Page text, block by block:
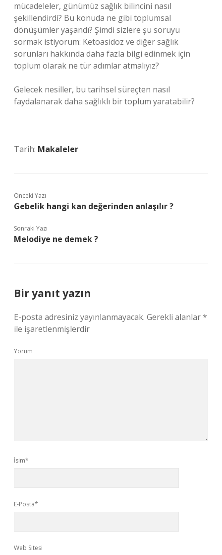
mücadeleler, günümüz sağlık bilincini nasıl
şekillendirdi? Bu konuda ne gibi toplumsal
dönüşümler yaşandı? Şimdi sizlere şu soruyu
sormak istiyorum: Ketoasidoz ve diğer sağlık
sorunları hakkında daha fazla bilgi edinmek için
toplum olarak ne tür adımlar atmalıyız?
Gelecek nesiller, bu tarihsel süreçten nasıl
faydalanarak daha sağlıklı bir toplum yaratabilir?
Tarih: Makaleler
Önceki Yazı
Gebelik hangi kan değerinden anlaşılır ?
Sonraki Yazı
Melodiye ne demek ?
Bir yanıt yazın
E-posta adresiniz yayınlanmayacak. Gerekli alanlar*
ile işaretlenmişlerdir
Yorum
İsim*
E-Posta*
Web Sitesi